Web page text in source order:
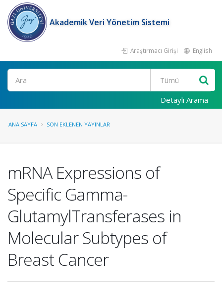
Akademik Veri Yönetim Sistemi
Araştırmacı Girişi English
Ara
Detaylı Arama
ANA SAYFA SON EKLENEN YAYINLAR
mRNA Expressions of
Specific Gamma-
GlutamylTransferases in
Molecular Subtypes of
Breast Cancer